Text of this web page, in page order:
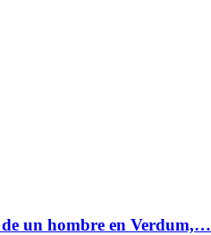
un hombre en Verdum,…